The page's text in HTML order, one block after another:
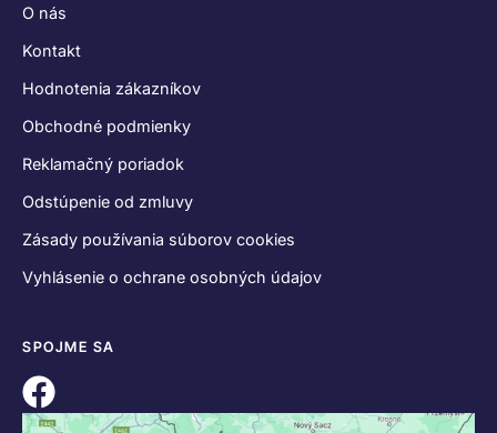
O nás
Kontakt
Hodnotenia zákazníkov
Obchodné podmienky
Reklamačný poriadok
Odstúpenie od zmluvy
Zásady používania súborov cookies
Vyhlásenie o ochrane osobných údajov
SPOJME SA